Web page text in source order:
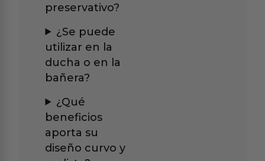
preservativo?
¿Se puede
utilizar en la
ducha o en la
bañera?
¿Qué
beneficios
aporta su
diseño curvo y